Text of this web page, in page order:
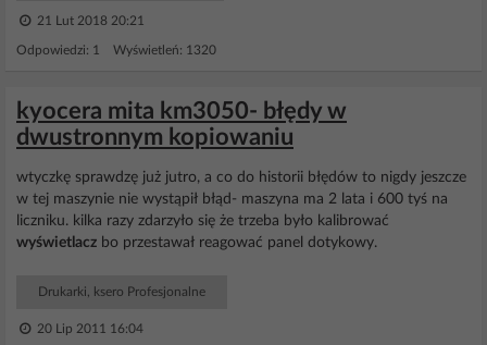
21 Lut 2018 20:21
Odpowiedzi: 1 Wyświetleń: 1320
kyocera mita km3050- błędy w
dwustronnym kopiowaniu
wtyczkę sprawdzę już jutro, a co do historii błędów to nigdy jeszcze
w tej maszynie nie wystąpił błąd- maszyna ma 2 lata i 600 tyś na
liczniku. kilka razy zdarzyło się że trzeba było kalibrować
wyświetlacz bo przestawał reagować panel dotykowy.
Drukarki, ksero Profesjonalne
20 Lip 2011 16:04